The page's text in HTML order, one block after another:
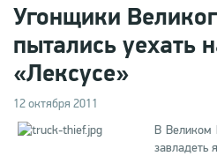
Угонщики
пытались уехать
«Лексусе»
12 октября 2011
В Великом
завладеть